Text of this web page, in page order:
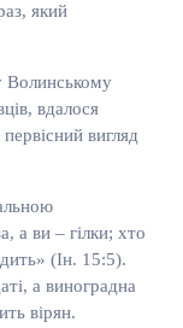
який
Волинському
вдалося
вигляд
а ви – гілки; хто
(Ін. 15:5).
а виноградна
вірян.